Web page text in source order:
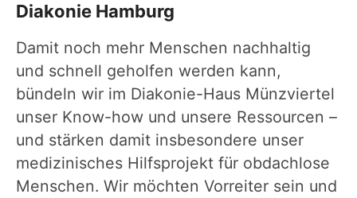
Diakonie Hamburg
Damit noch mehr Menschen nachhaltig
und schnell geholfen werden kann,
bündeln wir im Diakonie-Haus Münzviertel
unser Know-how und unsere Ressourcen –
und stärken damit insbesondere unser
medizinisches Hilfsprojekt für obdachlose
Menschen. Wir möchten Vorreiter sein und